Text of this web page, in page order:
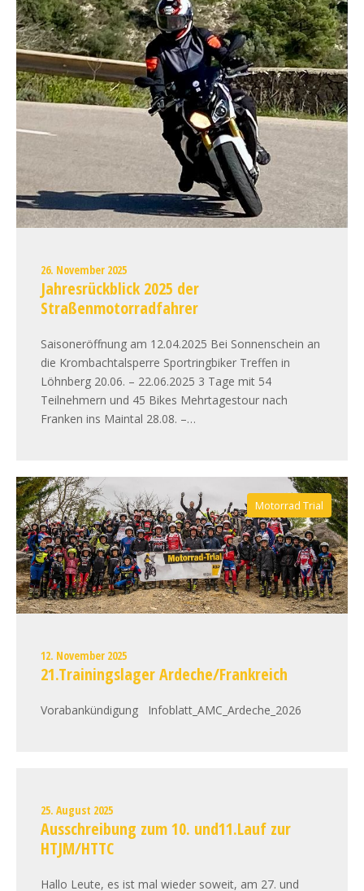
26. November 2025
Jahresrückblick 2025 der
Straßenmotorradfahrer
Saisoneröffnung am 12.04.2025 Bei Sonnenschein an
die Krombachtalsperre Sportringbiker Treffen in
Löhnberg 20.06. – 22.06.2025 3 Tage mit 54
Teilnehmern und 45 Bikes Mehrtagestour nach
Franken ins Maintal 28.08. –…
Motorrad Trial
12. November 2025
21.Trainingslager Ardeche/Frankreich
Vorabankündigung Infoblatt_AMC_Ardeche_2026
25. August 2025
Ausschreibung zum 10. und11.Lauf zur
HTJM/HTTC
Hallo Leute, es ist mal wieder soweit, am 27. und